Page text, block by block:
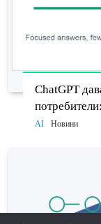
ChatGPT
новият Sol
AI Новини